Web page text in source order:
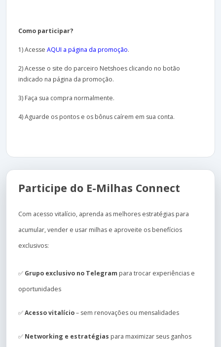
Como participar?
1) Acesse AQUI a página da promoção.
2) Acesse o site do parceiro Netshoes clicando no botão
indicado na página da promoção.
3) Faça sua compra normalmente.
4) Aguarde os pontos e os bônus caírem em sua conta.
Participe do E-Milhas Connect
Com acesso vitalício, aprenda as melhores estratégias para
acumular, vender e usar milhas e aproveite os benefícios
exclusivos:
✅ Grupo exclusivo no Telegram para trocar experiências e
oportunidades
✅Acesso vitalício– sem renovações ou mensalidades
✅ Networking e estratégias para maximizar seus ganhos